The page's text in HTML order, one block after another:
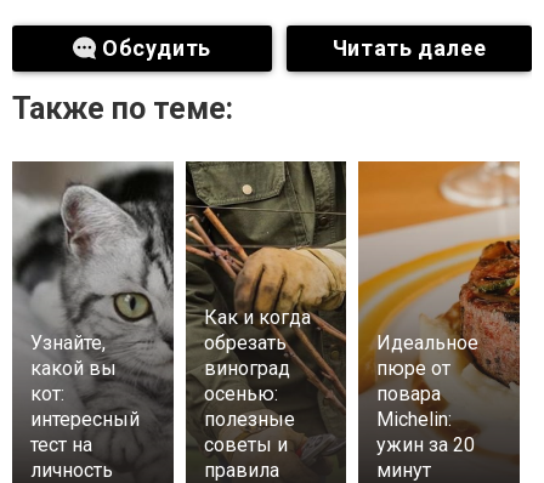
Обсудить Читать далее
Также по теме:
Узнайте,
какой вы
кот:
интересный
тест на
личность
Как и когда
обрезать
виноград
осенью:
полезные
советы и
правила
Идеальное
пюре от
повара
Michelin:
ужин за 20
минут